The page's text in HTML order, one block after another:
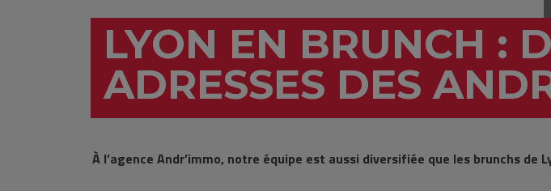
LYON EN BRUNCH :
ADRESSES DES
À l’agence Andr’immo, notre équipe est aussi diversifiée que les brunchs